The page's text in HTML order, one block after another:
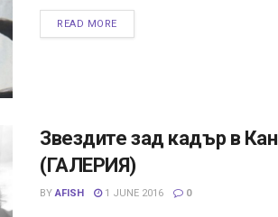
READ MORE
Звездите зад кадър в Кан
(ГАЛЕРИЯ)
BY AFISH 1 JUNE 2016 0